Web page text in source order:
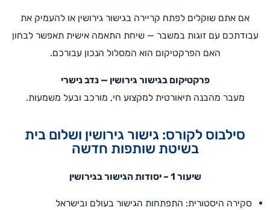
אם אתם שוקלים לפתח קריירה בגישור גירושין או להעמיק את
עבודתכם עם זוגות במשבר — שיחת התאמה אישית תאפשר לבחון
האם הפרקטיקום הוא המסלול הנכון עבורכם.
פרקטיקום בגישור גירושין — נדב נישרי
מעבר מהבנה תיאורטית למקצוע חי, מורכב ובעל משמעות.
סילבוס לקורס: גישור גירושין ושלום בית
בשיטת שותפות חדשה
שיעור 1 – יסודות הגישור בגירושין
סקירה היסטורית: התפתחות הגישור בעולם ובישראל